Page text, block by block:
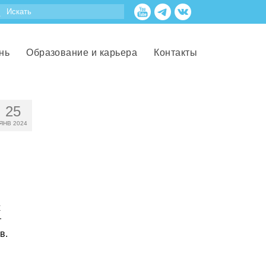
Образование и карьера Контакты
25
2024